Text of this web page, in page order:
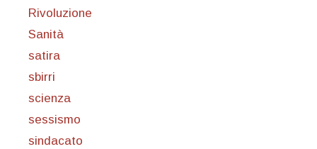
Rivoluzione
Sanità
satira
sbirri
scienza
sessismo
sindacato